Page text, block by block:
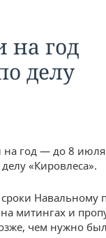
на год
делу
год — до 8
«Кировлеса».
Навальному
митингах и
чем нужно